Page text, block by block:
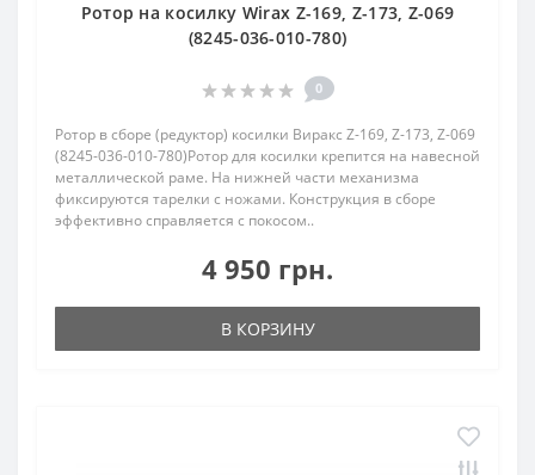
Ротор на косилку Wirax Z-169, Z-173, Z-069
(8245-036-010-780)
0
Ротор в сборе (редуктор) косилки Виракс Z-169, Z-173, Z-069
(8245-036-010-780)Ротор для косилки крепится на навесной
металлической раме. На нижней части механизма
фиксируются тарелки с ножами. Конструкция в сборе
эффективно справляется с покосом..
4 950 грн.
В КОРЗИНУ